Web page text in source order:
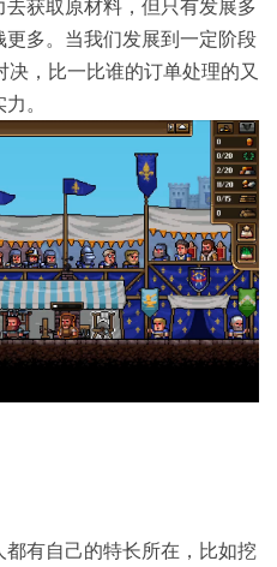
获取原材料，但只有发展多
多。当我们发展到一定阶段
，比一比谁的订单处理的又
。
有自己的特长所在，比如挖